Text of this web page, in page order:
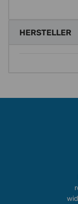
HERSTELLER